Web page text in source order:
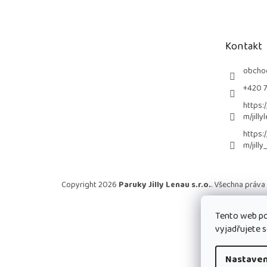
Tento web
vyjadřujete
Kontakt
+420
m/
m/
Copyright 2026 Paruky Jilly Lenau s.r.o.. Všechna